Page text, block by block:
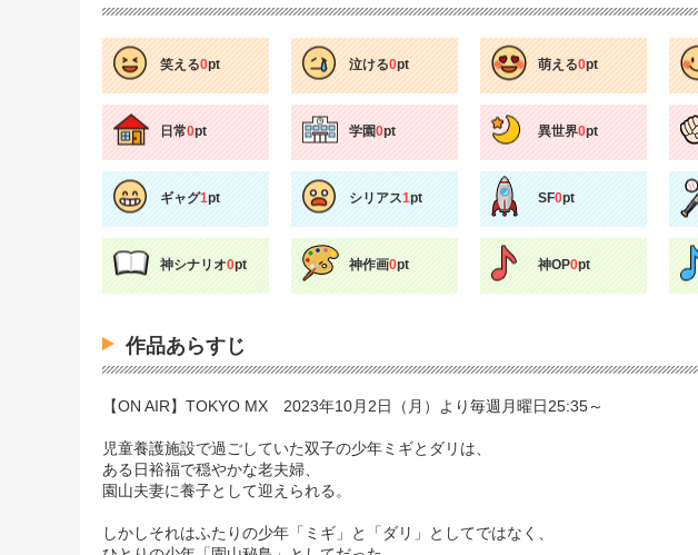
笑える0pt 泣ける0pt 萌える0pt
日常0pt 学園0pt 異世界0pt
ギャグ1pt シリアス1pt SF0pt
神シナリオ0pt 神作画0pt 神OP0pt
作品あらすじ
【ON AIR】TOKYO MX 2023年10月2日（月）より毎週月曜日25:35～
児童養護施設で過ごしていた双子の少年ミギとダリは、
ある日裕福で穏やかな老夫婦、
園山夫妻に養子として迎えられる。
しかしそれはふたりの少年「ミギ」と「ダリ」としてではなく、